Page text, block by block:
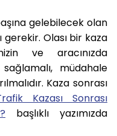
gelebilecek olan
Olası bir kaza
ve aracınızda
müdahale
Kaza sonrası
Kazası Sonrası
başlıklı yazımızda